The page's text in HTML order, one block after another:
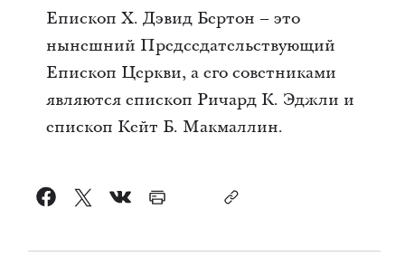
Епископ Х. Дэвид Бертон – это
нынешний Председательствующий
Епископ Церкви, а его советниками
являются епископ Ричард К. Эджли и
епископ Кейт Б. Макмаллин.